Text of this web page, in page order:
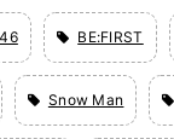
BE:FIRST
Snow Man